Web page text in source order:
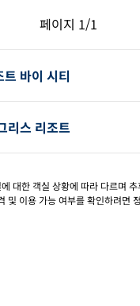
페이지 1/1
이전 페이지, 1/1
페이지 1/1
바이 시티
리스 리조트
대한 객실 상황에 따라 다르며
및 이용 가능 여부를 확인하려면